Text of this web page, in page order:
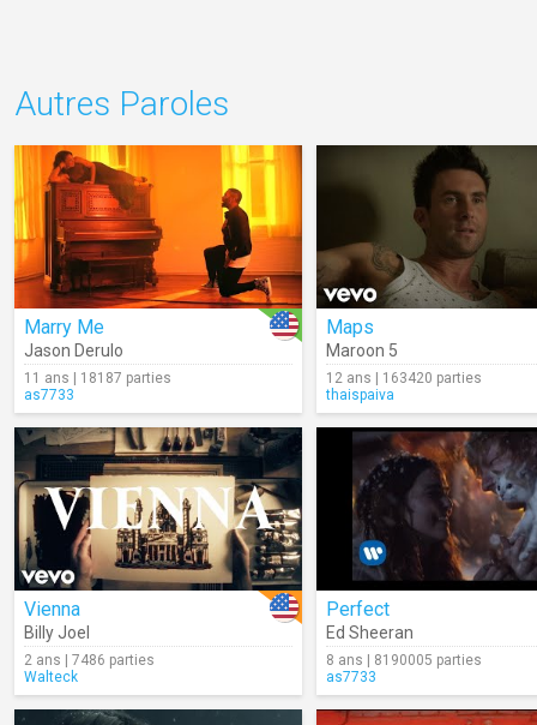
Autres Paroles
Marry Me
Jason Derulo
11 ans | 18187 parties
as7733
Maps
Maroon 5
12 ans | 163420 parties
thaispaiva
Vienna
Billy Joel
2 ans | 7486 parties
Walteck
Perfect
Ed Sheeran
8 ans | 8190005 parties
as7733